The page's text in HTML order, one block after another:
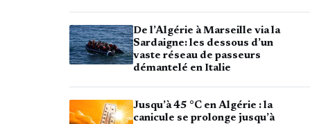
De l’Algérie à Marseille via la
Sardaigne: les dessous d’un
vaste réseau de passeurs
démantelé en Italie
Jusqu’à 45 °C en Algérie : la
canicule se prolonge jusqu’à